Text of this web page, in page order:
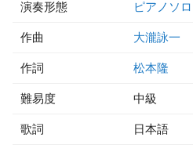
演奏形態 ピアノソロ
作曲 大瀧詠一
作詞 松本隆
難易度 中級
歌詞 日本語